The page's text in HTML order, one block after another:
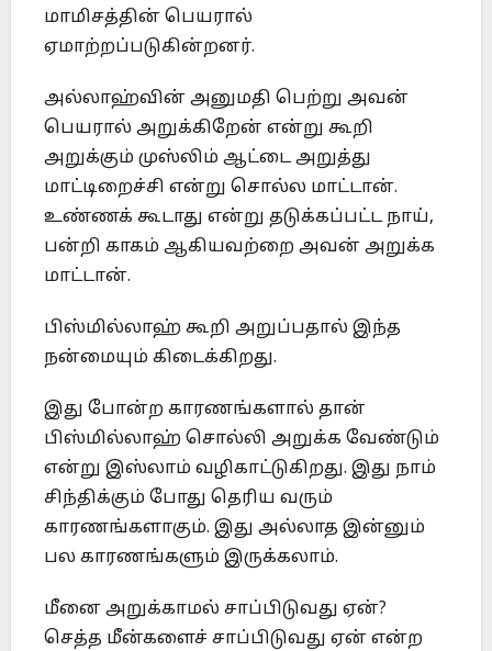
மாமிசத்தின் பெயரால்
ஏமாற்றப்படுகின்றனர்.
அல்லாஹ்வின் அனுமதி பெற்று அவன்
பெயரால் அறுக்கிறேன் என்று கூறி
அறுக்கும் முஸ்லிம் ஆட்டை அறுத்து
மாட்டிறைச்சி என்று சொல்ல மாட்டான்.
உண்ணக் கூடாது என்று தடுக்கப்பட்ட நாய்,
பன்றி காகம் ஆகியவற்றை அவன் அறுக்க
மாட்டான்.
பிஸ்மில்லாஹ் கூறி அறுப்பதால் இந்த
நன்மையும் கிடைக்கிறது.
இது போன்ற காரணங்களால் தான்
பிஸ்மில்லாஹ் சொல்லி அறுக்க வேண்டும்
என்று இஸ்லாம் வழிகாட்டுகிறது. இது நாம்
சிந்திக்கும் போது தெரிய வரும்
காரணங்களாகும். இது அல்லாத இன்னும்
பல காரணங்களும் இருக்கலாம்.
மீனை அறுக்காமல் சாப்பிடுவது ஏன்?
செத்த மீன்களைச் சாப்பிடுவது ஏன் என்ற